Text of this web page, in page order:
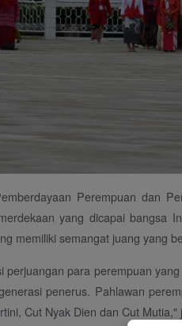
Perempuan dan
yang dicapai bangsa
memiliki semangat juang yang
perjuangan para perempuan
penerus. Pahlawan
Cut Nyak Dien dan Cut Mutia,"